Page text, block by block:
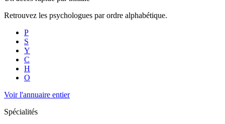
Retrouvez les psychologues par ordre alphabétique.
P
S
Y
C
H
O
Voir l'annuaire entier
Spécialités